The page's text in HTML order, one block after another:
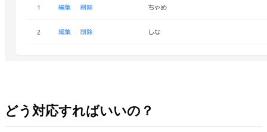
どう対応すればいいの？